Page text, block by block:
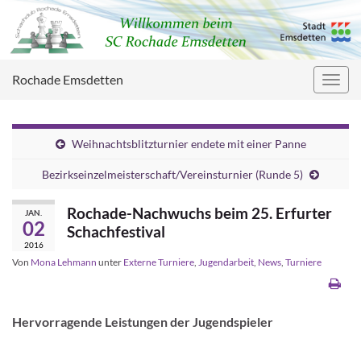
Rochade Emsdetten
Weihnachtsblitzturnier endete mit einer Panne
Bezirkseinzelmeisterschaft/Vereinsturnier (Runde 5)
JAN.
02
2016
Rochade-Nachwuchs beim 25. Erfurter
Schachfestival
Von Mona Lehmann unter Externe Turniere Jugendarbeit News Turniere
Hervorragende Leistungen der Jugendspieler